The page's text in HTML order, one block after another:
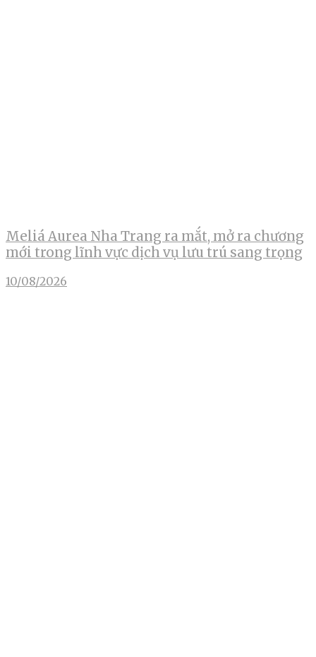
Meliá Aurea Nha Trang ra mắt, mở ra chương
mới trong lĩnh vực dịch vụ lưu trú sang trọng
10/08/2026